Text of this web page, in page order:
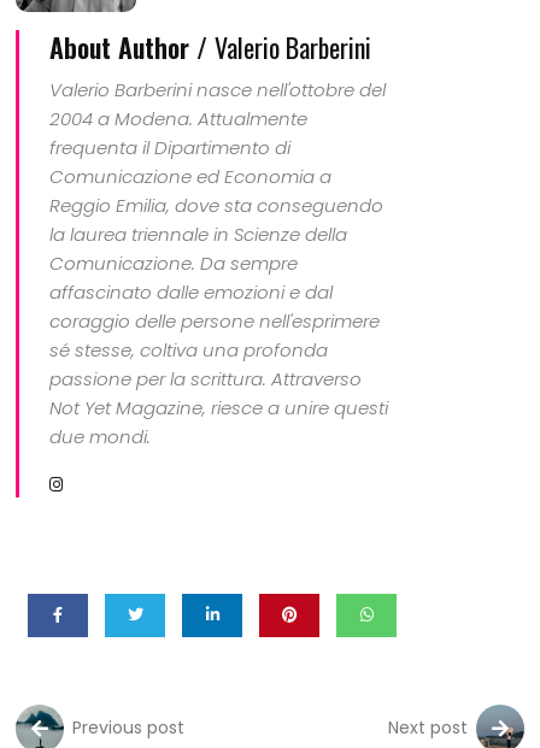
About Author /Valerio Barberini
Valerio Barberini nasce nell'ottobre del
2004 a Modena. Attualmente
frequenta il Dipartimento di
Comunicazione ed Economia a
Reggio Emilia, dove sta conseguendo
la laurea triennale in Scienze della
Comunicazione. Da sempre
affascinato dalle emozioni e dal
coraggio delle persone nell'esprimere
sé stesse, coltiva una profonda
passione per la scrittura. Attraverso
Not Yet Magazine, riesce a unire questi
due mondi.
Previous post Next post